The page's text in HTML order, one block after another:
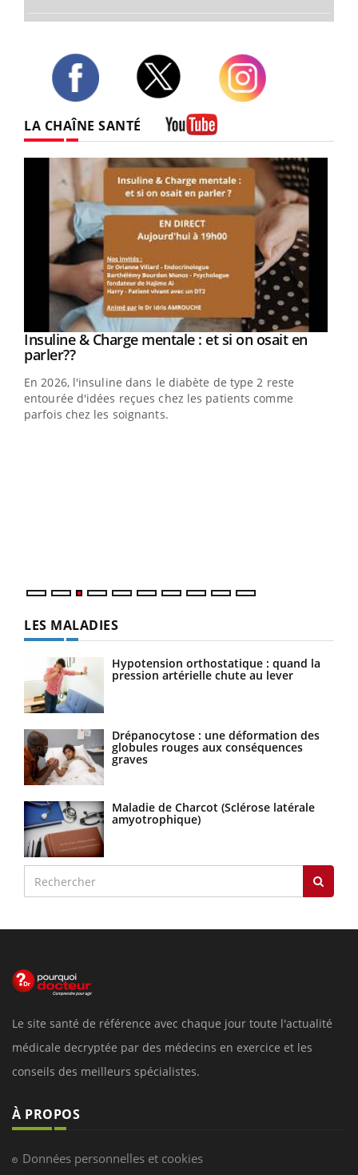
LA CHAÎNE SANTÉ
Youtube
Insuline & Charge mentale : et si on osait en
parler??Youtube
En 2026, l'insuline dans le diabète de type 2 reste
entourée d'idées reçues chez les patients comme
parfois chez les soignants.
LES MALADIES
Hypotension orthostatique : quand la
pression artérielle chute au lever
Drépanocytose : une déformation des
globules rouges aux conséquences
graves
Maladie de Charcot (Sclérose latérale
amyotrophique)
Le site santé de référence avec chaque jour toute l'actualité
médicale decryptée par des médecins en exercice et les
conseils des meilleurs spécialistes.
À PROPOS
Données personnelles et cookies